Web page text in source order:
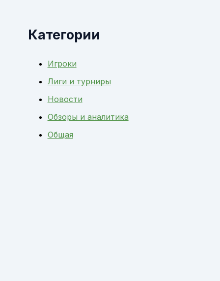
Категории
Игроки
Лиги и турниры
Новости
Обзоры и аналитика
Общая